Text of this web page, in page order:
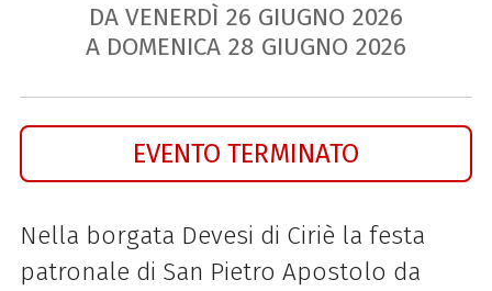
DA VENERDÌ 26 GIUGNO 2026
A DOMENICA 28 GIUGNO 2026
EVENTO TERMINATO
Nella borgata Devesi di Ciriè la festa
patronale di San Pietro Apostolo da